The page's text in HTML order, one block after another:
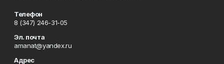
Телефон
8 (347) 246-31-05
Эл. почта
amanat@yandex.ru
Адрес